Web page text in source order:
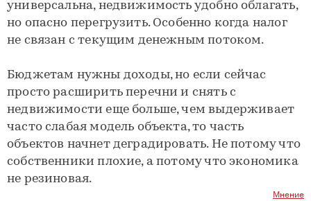
универсальна, недвижимость удобно облагать,
но опасно перегрузить. Особенно когда налог
не связан с текущим денежным потоком.
Бюджетам нужны доходы, но если сейчас
просто расширить перечни и снять с
недвижимости еще больше, чем выдерживает
часто слабая модель объекта, то часть
объектов начнет деградировать. Не потому что
собственники плохие, а потому что экономика
не резиновая.
Мнение